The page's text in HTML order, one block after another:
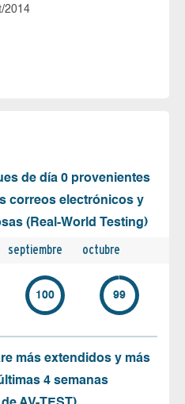
2014
de día 0 provenientes
correos electrónicos y
(Real-World Testing)
septiembre octubre
100 99
más extendidos y más
4 semanas